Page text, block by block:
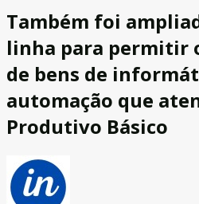
Também foi
linha para permitir
de bens de
automação que
Produtivo Básico